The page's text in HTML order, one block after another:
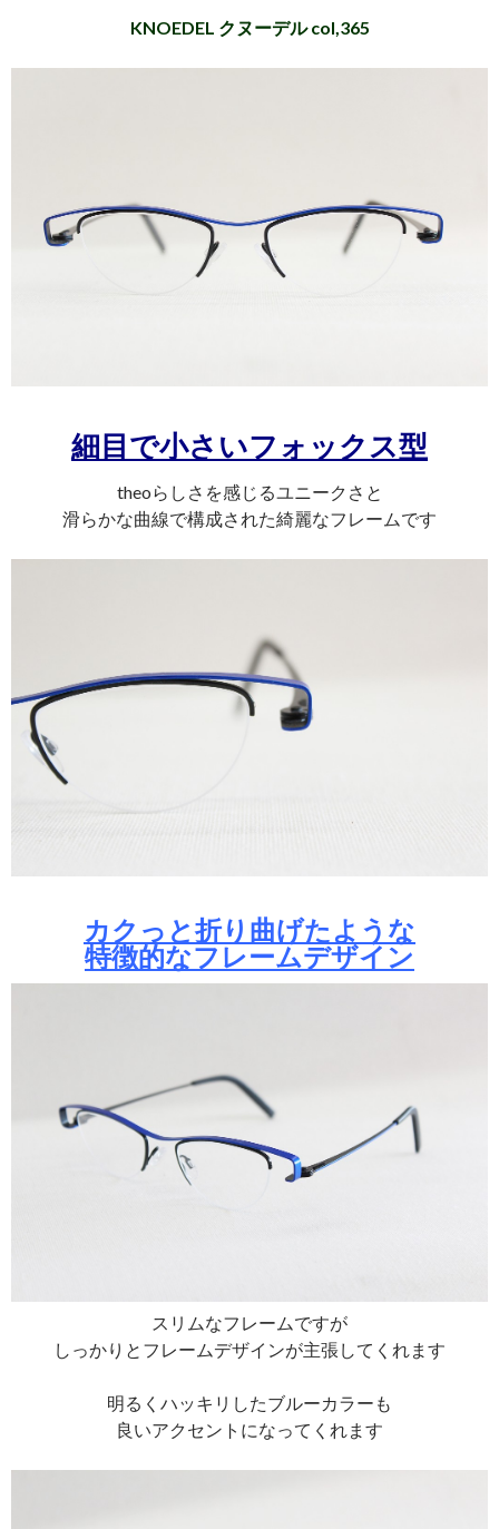
KNOEDEL クヌーデル col,365
細目で小さいフォックス型
theoらしさを感じるユニークさと
滑らかな曲線で構成された綺麗なフレームです
カクっと折り曲げたような
特徴的なフレームデザイン
スリムなフレームですが
しっかりとフレームデザインが主張してくれます
明るくハッキリしたブルーカラーも
良いアクセントになってくれます